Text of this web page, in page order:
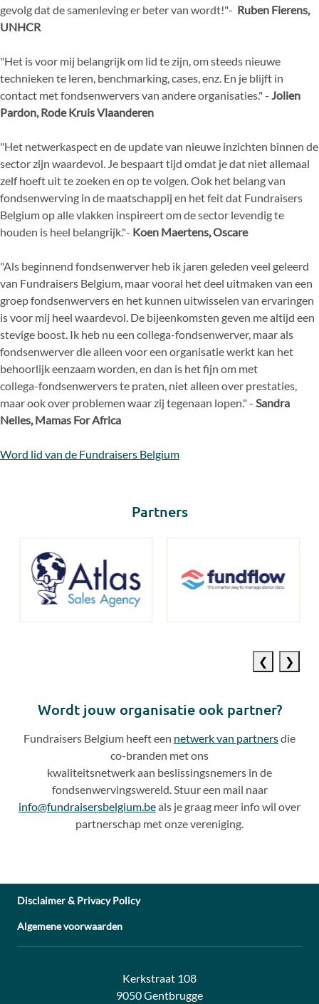
gevolg dat de samenleving er beter van wordt!"- Ruben Fierens,
UNHCR
"Het is voor mij belangrijk om lid te zijn, om steeds nieuwe
technieken te leren, benchmarking, cases, enz. En je blijft in
contact met fondsenwervers van andere organisaties." - Jolien
Pardon, Rode Kruis Vlaanderen
"Het netwerkaspect en de update van nieuwe inzichten binnen de
sector zijn waardevol. Je bespaarttijd omdat je dat niet allemaal
zelf hoeft uit te zoeken en op te volgen. Ook het belang van
fondsenwerving in de maatschappij en het feit dat Fundraisers
Belgium op alle vlakken inspireert om de sector levendig te
houden is heel belangrijk."- Koen Maertens, Oscare
"Als beginnend fondsenwerver heb ik jaren geleden veel geleerd
van Fundraisers Belgium, maar vooral het deel uitmaken van een
groep fondsenwervers en het kunnen uitwisselen van ervaringen
is voor mij heel waardevol. De bijeenkomsten geven me altijd een
stevige boost. Ik heb nu een collega-fondsenwerver, maar als
fondsenwerver die alleen voor een organisatie werkt kan het
behoorlijkeenzaam worden, en dan is het fijn om met
collega-fondsenwervers te praten, niet alleen over prestaties,
maar ook over problemen waar zij tegenaan lopen." - Sandra
Nelles, Mamas For Africa
Word lid van de Fundraisers Belgium
Partners
Wordt jouw organisatie ook partner?
Fundraisers Belgium heeft een netwerk van partnersdie
co-branden met ons
kwaliteitsnetwerk aan beslissingsnemers in de
fondsenwervingswereld. Stuur een mail naar
info@fundraisersbelgium.beals je graag meer info wil over
partnerschap met onze vereniging.
Disclaimer & Privacy Policy
Algemene voorwaarden
Contact:
Address:
Kerkstraat 108
9050 Gentbrugge